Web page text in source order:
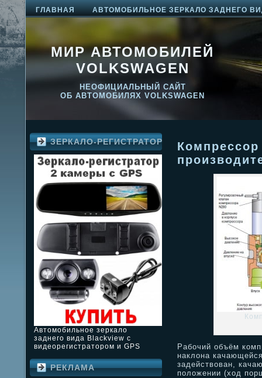
ГЛАВНАЯ АВТОМОБИЛЬНОЕ ЗЕРКАЛО ЗАДНЕГО
МИР АВТОМОБИЛЕЙ
VOLKSWAGEN
НЕОФИЦИАЛЬНЫЙ САЙТ
ОБ АВТОМОБИЛЯХ VOLKSWAGEN
ЗЕРКАЛО-РЕГИСТРАТОР
Автомобильное зеркало
заднего вида Blackview с
видеорегистратором и GPS
РЕКЛАМА
Рабочий объём
наклона
задействован,
положении (ход